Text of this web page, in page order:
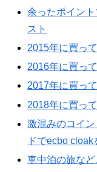
余ったポイン
スト
2015年に買っ
2016年に買っ
2017年に買っ
2018年に買っ
激混みのコイ
ドでecbo cloak
車中泊の旅な